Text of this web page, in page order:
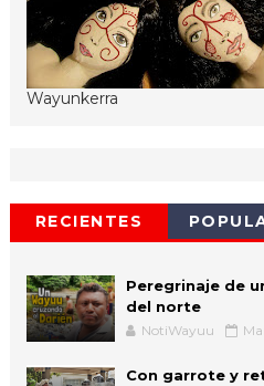
Wayunkerra
RECIENTES
Peregrinaje de
del norte
NotiWayuu
Con garrote y